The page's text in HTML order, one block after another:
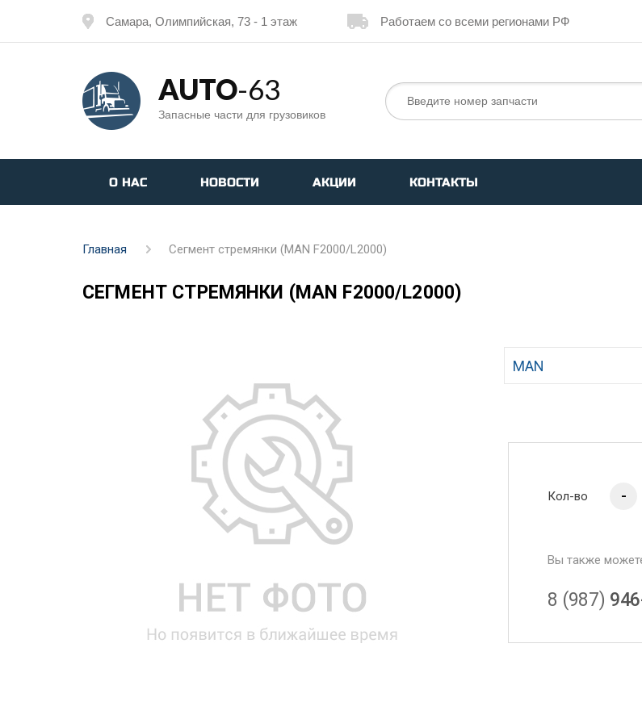
Самара, Олимпийская, 73 - 1 этаж Работаем со всеми регионами РФ
AUTO-63
Запасные части для грузовиков
О НАС НОВОСТИ АКЦИИ КОНТАКТЫ
Главная Сегмент стремянки (MAN F2000/L2000)
СЕГМЕНТ СТРЕМЯНКИ (MAN F2000/L2000)
MAN
Кол-во -
Вы также
8 (987)